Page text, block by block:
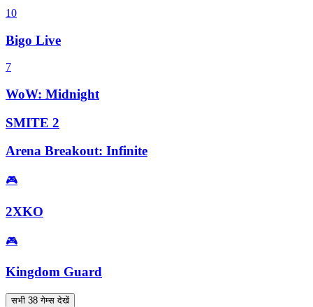
10
Bigo Live
7
WoW: Midnight
SMITE 2
Arena Breakout: Infinite
🎮
2XKO
🎮
Kingdom Guard
सभी 38 गेम्स देखें